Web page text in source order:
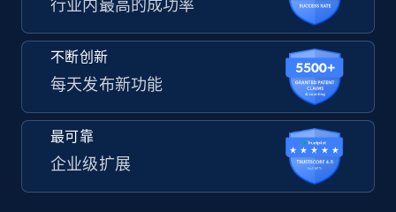
行业内最高的成功率
不断创新
每天发布新功能
最可靠
企业级扩展